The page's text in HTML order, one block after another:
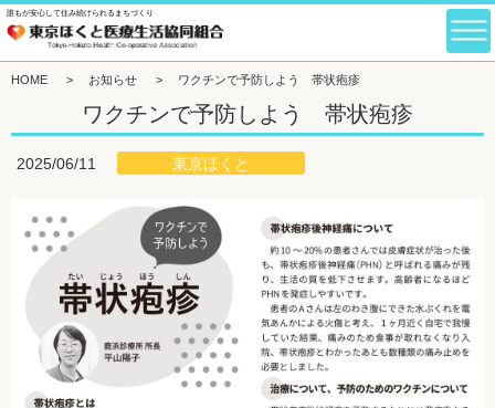
誰もが安心して住み続けられるまちづくり
HOME > お知らせ > ワクチンで予防しよう 帯状疱疹
ワクチンで予防しよう 帯状疱疹
2025/06/11 東京ほくと